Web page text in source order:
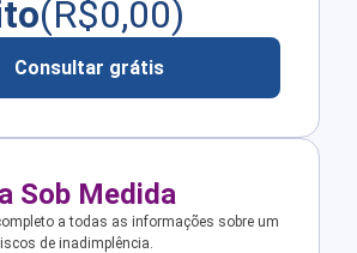
(R$0,00)
Consultar grátis
Sob Medida
a todas as informações sobre um
de inadimplência.